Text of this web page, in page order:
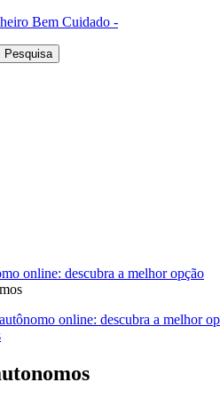
Bem Cuidado -
online: descubra a melhor opção
online: descubra a melhor